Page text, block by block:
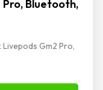
Pro, Bluetooth,
Gm2 Pro,